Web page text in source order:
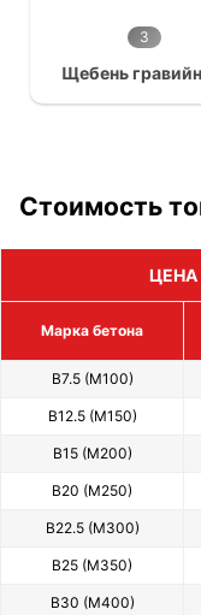
3
Щебень
Стоимость
ЦЕНА
Марка бетона
В7.5 (М100)
В12.5 (М150)
В15 (М200)
В20 (М250)
В22.5 (М300)
В25 (М350)
В30 (М400)